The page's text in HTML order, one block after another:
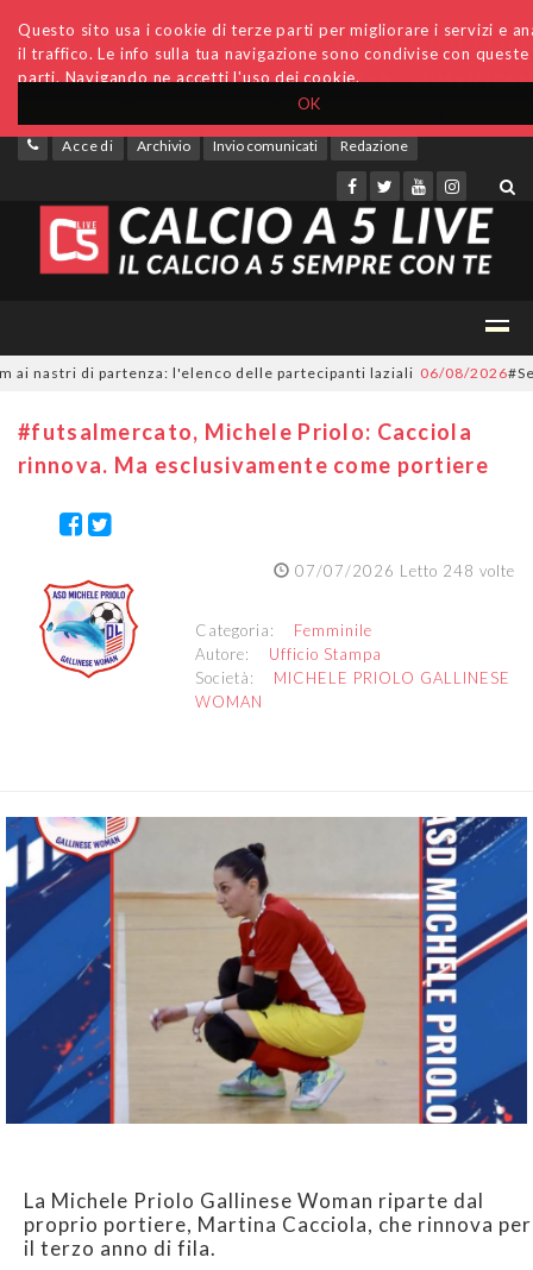
OK
Questo sito usa i cookie di terze parti per migliorare i servizi e
il traffico. Le info sulla tua navigazione sono condivise con
parti. Navigando ne accetti l'uso dei cookie.
Accedi Archivio Invio comunicati Redazione
di partenza: l'elenco delle partecipanti laziali 06/08/2026
#futsalmercato, Michele Priolo: Cacciola
rinnova. Ma esclusivamente come portiere
07/07/2026 Letto 248 volte
Categoria: Femminile
Autore: Ufficio Stampa
Società: MICHELE PRIOLO GALLINESE
WOMAN
La Michele Priolo Gallinese Woman riparte dal
proprio portiere, Martina Cacciola, che rinnova per
il terzo anno di fila.